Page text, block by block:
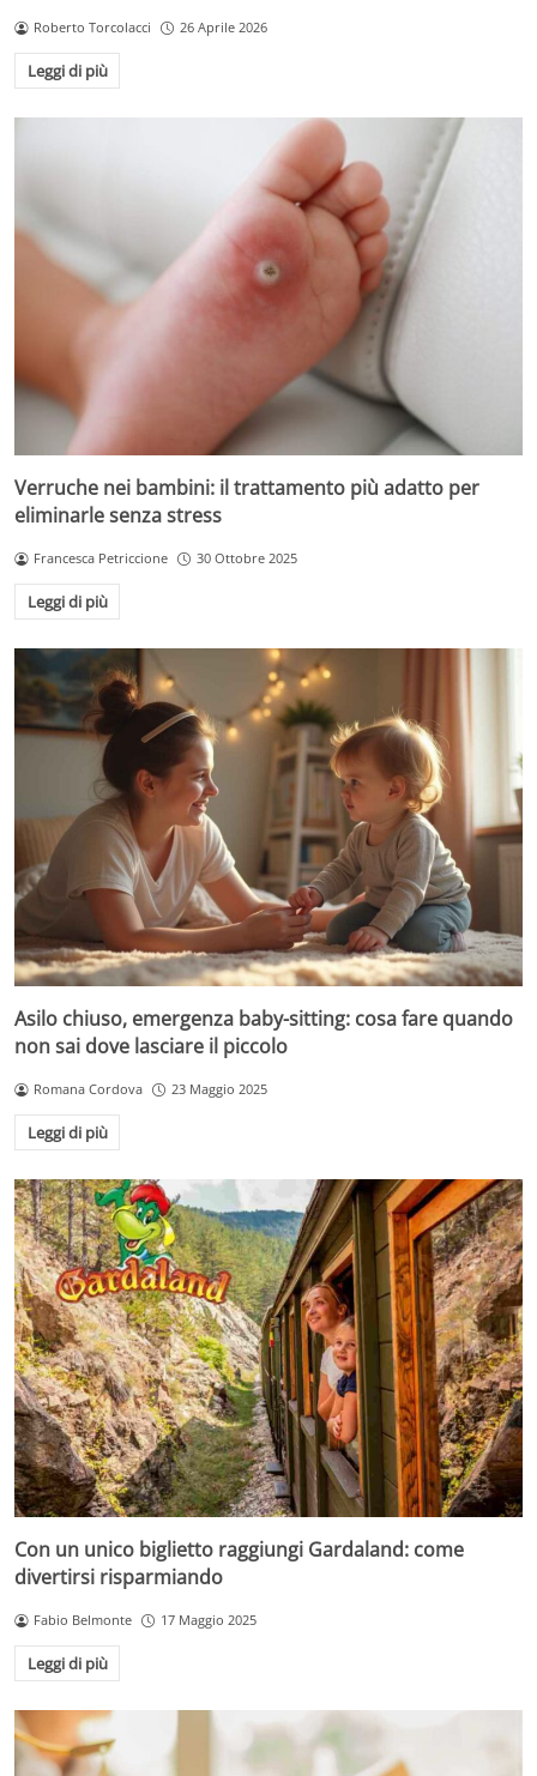
Roberto Torcolacci 26 Aprile 2026
Leggi di più
Verruche nei bambini: il trattamento più adatto per
eliminarle senza stress
Francesca Petriccione 30 Ottobre 2025
Leggi di più
Asilo chiuso, emergenza baby-sitting: cosa fare quando
non sai dove lasciare il piccolo
Romana Cordova 23 Maggio 2025
Leggi di più
Con un unico biglietto raggiungi Gardaland: come
divertirsi risparmiando
Fabio Belmonte 17 Maggio 2025
Leggi di più